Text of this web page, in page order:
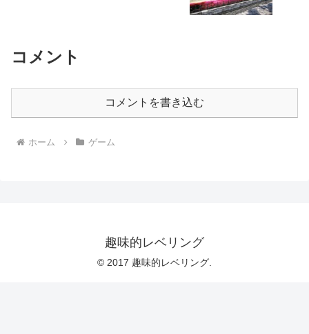
コメント
コメントを書き込む
ホーム ゲーム
趣味的レベリング
© 2017 趣味的レベリング.